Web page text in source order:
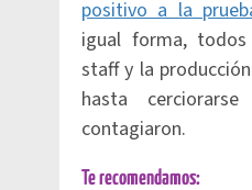
positivo a la
igual forma,
staff y la
hasta
contagiaron.
Te recomendamos: